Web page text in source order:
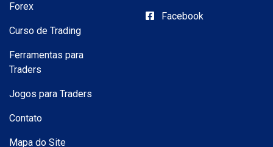
Forex
Curso de Trading
Ferramentas para
Traders
Jogos para Traders
Contato
Mapa do Site
Facebook